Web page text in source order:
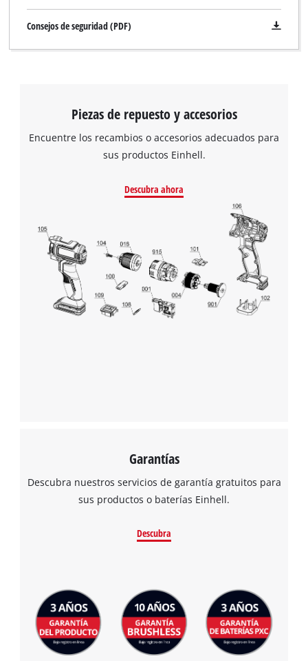
Consejos de seguridad (PDF)
Piezas de repuesto y accesorios
Encuentre los recambios o accesorios adecuados para
sus productos Einhell.
Descubra ahora
Garantías
Descubra nuestros servicios de garantía gratuitos para
sus productos o baterías Einhell.
Descubra